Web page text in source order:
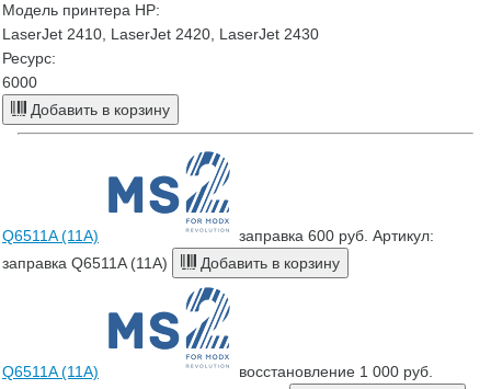
Модель принтера HP:
LaserJet 2410, LaserJet 2420, LaserJet 2430
Ресурс:
6000
Добавить в корзину
Q6511A (11A) заправка 600 руб. Артикул:
заправка Q6511A (11A)
Добавить в корзину
Q6511A (11A) восстановление 1 000 руб.